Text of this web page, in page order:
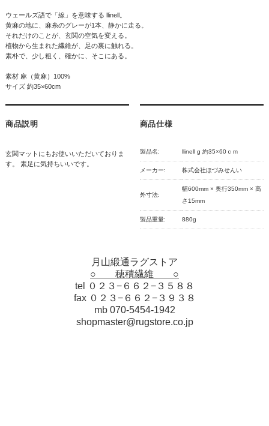
ウェールズ語で「線」を意味する llinell。
黄麻の地に、麻糸のグレーが1本、静かに走る。
それだけのことが、玄関の空気を変える。
植物から生まれた繊維が、足の裏に触れる。
素朴で、少し粗く、確かに、そこにある。
素材 麻（黄麻）100%
サイズ 約35×60cm
商品説明
玄関マットにもお使いいただいておりま
す。 素足に気持ちいいです。
商品仕様
製品名: llinell g 約35×60ｃｍ
メーカー: 株式会社ほづみせんい
外寸法:
幅600mm × 奥行350mm × 高
さ15mm
製品重量: 880g
月山緞通ラグストア
○ 穂積繊維 ○
tel ０２３−６６２−３５８８
fax ０２３−６６２−３９３８
mb 070-5454-1942
shopmaster@rugstore.co.jp